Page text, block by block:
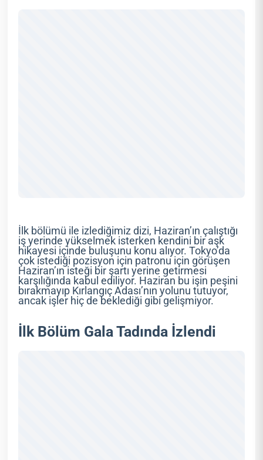
İlk bölümü ile izlediğimiz dizi, Haziran’ın çalıştığı
iş yerinde yükselmek isterken kendini bir aşk
hikayesi içinde buluşunu konu alıyor. Tokyo’da
çok istediği pozisyon için patronu için görüşen
Haziran’ın isteği bir şartı yerine getirmesi
karşılığında kabul ediliyor. Haziran bu işin peşini
bırakmayıp Kırlangıç Adası’nın yolunu tutuyor,
ancak işler hiç de beklediği gibi gelişmiyor.
İlk Bölüm Gala Tadında İzlendi